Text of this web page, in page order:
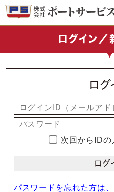
ログイン／
ログ
次回からIDの
パスワードを忘れた方は